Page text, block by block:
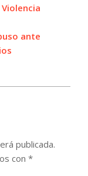
ante
publicada.
con *